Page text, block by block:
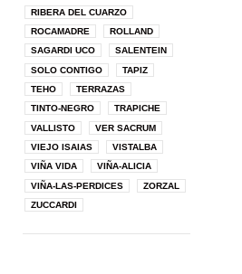
RIBERA DEL CUARZO
ROCAMADRE
ROLLAND
SAGARDI UCO
SALENTEIN
SOLO CONTIGO
TAPIZ
TEHO
TERRAZAS
TINTO-NEGRO
TRAPICHE
VALLISTO
VER SACRUM
VIEJO ISAIAS
VISTALBA
VIÑA VIDA
VIÑA-ALICIA
VIÑA-LAS-PERDICES
ZORZAL
ZUCCARDI